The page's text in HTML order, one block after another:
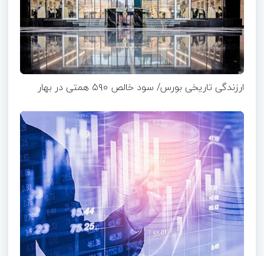
ارزندگی تاریخی بورس/ سود خالص ۵۹۰ همتی در بهار